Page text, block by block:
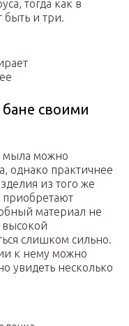
тогда как в
быть и три.
своими
мыла можно
однако практичнее
из того же
приобретают
материал не
слишком сильно.
к нему можно
увидеть несколько